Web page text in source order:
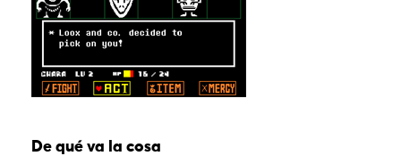
De qué va la cosa